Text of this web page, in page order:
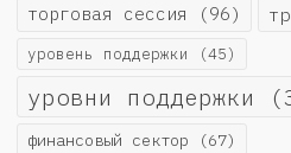
торговая сессия (96)
уровень поддержки (45)
уровни поддержки
финансовый сектор (67)